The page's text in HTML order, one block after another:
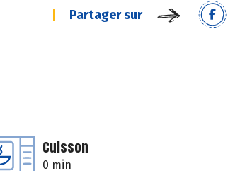
Partager sur
Cuisson
0 min